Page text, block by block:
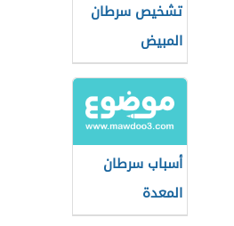
تشخيص سرطان
المبيض
أسباب سرطان
المعدة